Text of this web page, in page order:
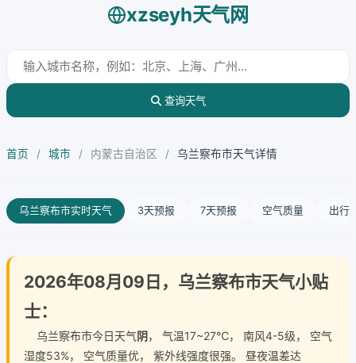
xzseyh天气网
查询天气
首页 / 城市 / 内蒙古自治区 / 乌兰察布市天气详情
乌兰察布市实时天气 3天预报 7天预报 空气质量 出行
2026年08月09日，乌兰察布市天气小贴
士：
乌兰察布市今日天气阴， 气温17~27℃， 南风4-5级， 空气
湿度53%， 空气质量优， 紫外线强度很强。 昼夜温差达